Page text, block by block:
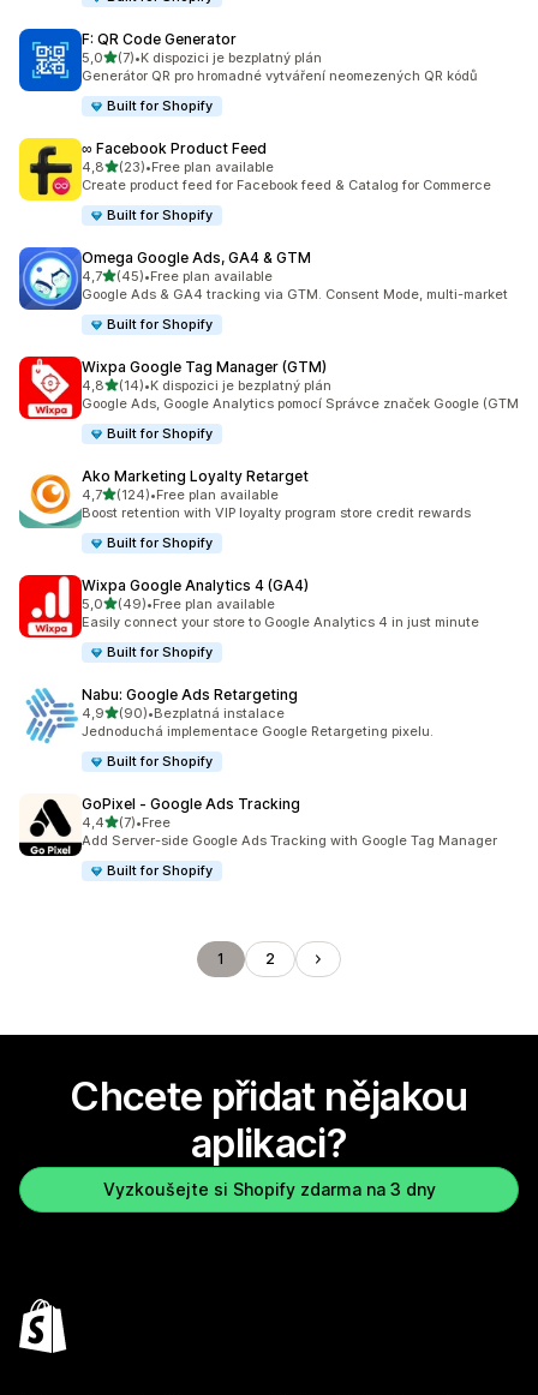
F: QR Code Generator
5,0z 5 hvězd
(7)
Celkový počet recenzí: 7
•K dispozici je bezplatný plán
Generátor QR pro hromadné vytváření neomezených QR kódů
Built for Shopify
∞ Facebook Product Feed
4,8z 5 hvězd
(23)
Celkový počet recenzí: 23
•Free plan available
Create product feed for Facebook feed & Catalog for Commerce
Built for Shopify
Omega Google Ads, GA4 & GTM
4,7z 5 hvězd
(45)
Celkový počet recenzí: 45
•Free plan available
Google Ads & GA4 tracking via GTM. Consent Mode, multi-market
Built for Shopify
Wixpa Google Tag Manager (GTM)
4,8z 5 hvězd
(14)
Celkový počet recenzí: 14
•K dispozici je bezplatný plán
Google Ads, Google Analytics pomocí Správce značek Google (GTM
Built for Shopify
Ako Marketing Loyalty Retarget
4,7z 5 hvězd
(124)
Celkový počet recenzí: 124
•Free plan available
Boost retention with VIP loyalty program store credit rewards
Built for Shopify
Wixpa Google Analytics 4 (GA4)
5,0z 5 hvězd
(49)
Celkový počet recenzí: 49
•Free plan available
Easily connect your store to Google Analytics 4 in just minute
Built for Shopify
Nabu: Google Ads Retargeting
4,9z 5 hvězd
(90)
Celkový počet recenzí: 90
•Bezplatná instalace
Jednoduchá implementace Google Retargeting pixelu.
Built for Shopify
GoPixel ‑ Google Ads Tracking
4,4z 5 hvězd
(7)
Celkový počet recenzí: 7
•Free
Add Server-side Google Ads Tracking with Google Tag Manager
Built for Shopify
1 2
Chcete přidat nějakou
aplikaci?
Vyzkoušejte si Shopify zdarma na 3 dny